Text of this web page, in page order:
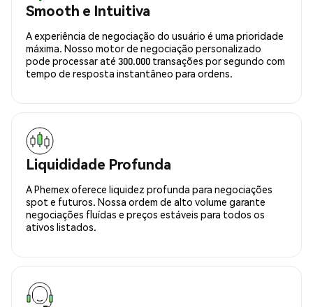
Smooth e Intuitiva
A experiência de negociação do usuário é uma prioridade
máxima. Nosso motor de negociação personalizado
pode processar até 300.000 transações por segundo com
tempo de resposta instantâneo para ordens.
Liquididade Profunda
A Phemex oferece liquidez profunda para negociações
spot e futuros. Nossa ordem de alto volume garante
negociações fluídas e preços estáveis para todos os
ativos listados.